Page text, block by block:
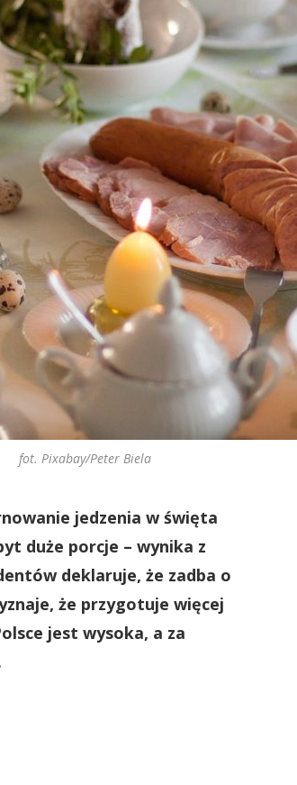
fot. Pixabay/Peter Biela
jedzenia w święta
duże porcje – wynika z
deklaruje, że zadba o
że przygotuje więcej
jest wysoka, a za